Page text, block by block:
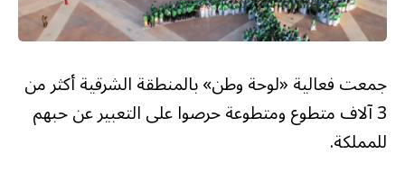
جمعت فعالية «لوحة وطن» بالمنطقة الشرقية أكثر من
3 آلاف متطوع ومتطوعة حرصوا على التعبير عن حبهم
للمملكة.